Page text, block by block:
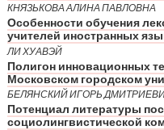
КНЯЗЬКОВА АЛИНА ПАВЛОВНА
Особенности обучения
учителей иностранных
ЛИ ХУАВЭЙ
Полигон инновационных
Московском городском
БЕЛЯНСКИЙ ИГОРЬ
Потенциал литературы
социолингвистической